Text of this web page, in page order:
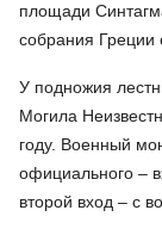
площади
собрания Греции
У подножия
Могила
году. Военный
официального –
второй вход – с